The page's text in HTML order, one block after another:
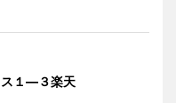
ス１―３楽天